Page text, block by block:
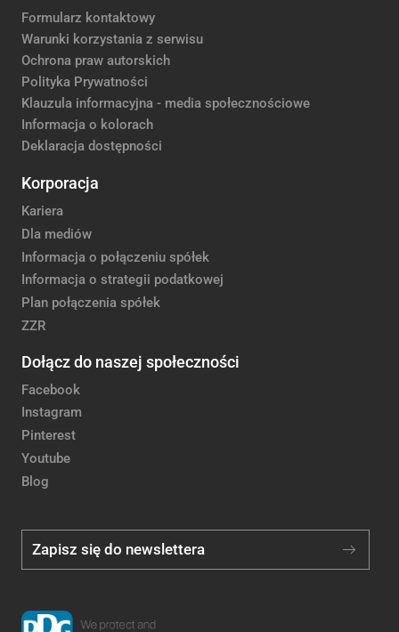
Formularz kontaktowy
Warunki korzystania z serwisu
Ochrona praw autorskich
Polityka Prywatności
Klauzula informacyjna - media społecznościowe
Informacja o kolorach
Deklaracja dostępności
Korporacja
Kariera
Dla mediów
Informacja o połączeniu spółek
Informacja o strategii podatkowej
Plan połączenia spółek
ZZR
Dołącz do naszej społeczności
Facebook
Instagram
Pinterest
Youtube
Blog
Zapisz się do newslettera